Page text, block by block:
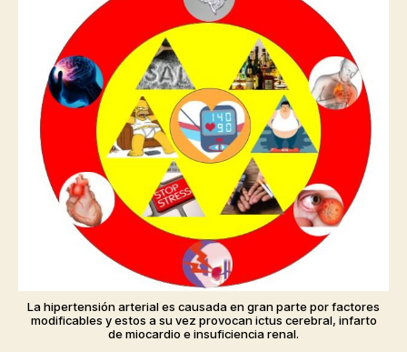
La hipertensión arterial es causada en gran parte por factores
modificables y estos a su vez provocan ictus cerebral, infarto
de miocardio e insuficiencia renal.